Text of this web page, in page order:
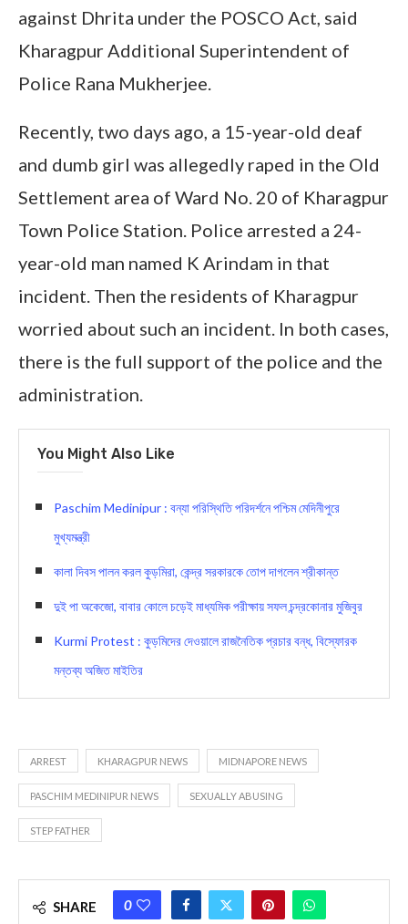
against Dhrita under the POSCO Act, said
Kharagpur Additional Superintendent of
Police Rana Mukherjee.
Recently, two days ago, a 15-year-old deaf
and dumb girl was allegedly raped in the Old
Settlement area of Ward No. 20 of Kharagpur
Town Police Station. Police arrested a 24-
year-old man named K Arindam in that
incident. Then the residents of Kharagpur
worried about such an incident. In both cases,
there is the full support of the police and the
administration.
You Might Also Like
Paschim Medinipur : বন্যা পরিস্থিতি পরিদর্শনে পশ্চিম মেদিনীপুরে
মুখ্যমন্ত্রী
কালা দিবস পালন করল কুড়মিরা, কেন্দ্র সরকারকে তোপ দাগলেন শ্রীকান্ত
দুই পা অকেজো, বাবার কোলে চড়েই মাধ্যমিক পরীক্ষায় সফল চন্দ্রকোনার মুজিবুর
Kurmi Protest : কুড়মিদের দেওয়ালে রাজনৈতিক প্রচার বন্ধ, বিস্ফোরক
মন্তব্য অজিত মাইতির
ARREST KHARAGPUR NEWS MIDNAPORE NEWS
PASCHIM MEDINIPUR NEWS SEXUALLY ABUSING
STEP FATHER
SHARE 0